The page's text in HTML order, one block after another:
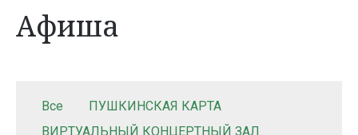
Афиша
Все
ПУШКИНСКАЯ КАРТА
ВИРТУАЛЬНЫЙ КОНЦЕРТНЫЙ ЗАЛ